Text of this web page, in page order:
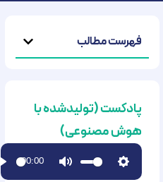
فهرست مطالب
پادکست (تولیدشده با
هوش مصنوعی)
Play
00:00
Mute